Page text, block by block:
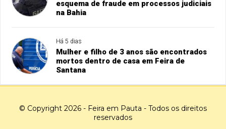
esquema de fraude em processos judiciais
na Bahia
Há 5 dias
Mulher e filho de 3 anos são encontrados
mortos dentro de casa em Feira de
Santana
© Copyright 2026 - Feira em Pauta - Todos os direitos
reservados